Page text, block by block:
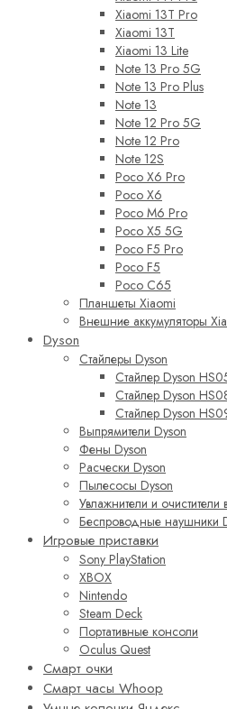
Xiaomi 13T Pro
Xiaomi 13T
Xiaomi 13 Lite
Note 13 Pro 5G
Note 13 Pro Plus
Note 13
Note 12 Pro 5G
Note 12 Pro
Note 12S
Poco X6 Pro
Poco X6
Poco M6 Pro
Poco X5 5G
Poco F5 Pro
Poco F5
Poco C65
Планшеты Xiaomi
Внешние аккумуляторы
Dyson
Стайлеры Dyson
Стайлер Dyson
Стайлер Dyson
Стайлер Dyson
Выпрямители Dyson
Фены Dyson
Расчески Dyson
Пылесосы Dyson
Увлажнители и очистители
Беспроводные наушники
Игровые приставки
Sony PlayStation
XBOX
Nintendo
Steam Deck
Портативные консоли
Oculus Quest
Смарт очки
Смарт часы Whoop